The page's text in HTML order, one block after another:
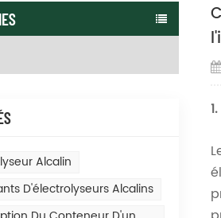
Alcalin
D'électrolyseurs Alcalins